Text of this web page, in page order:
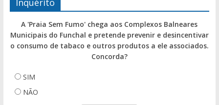
Inquérito
A 'Praia Sem Fumo' chega aos Complexos Balneares
Municipais do Funchal e pretende prevenir e desincentivar
o consumo de tabaco e outros produtos a ele associados.
Concorda?
SIM
NÃO